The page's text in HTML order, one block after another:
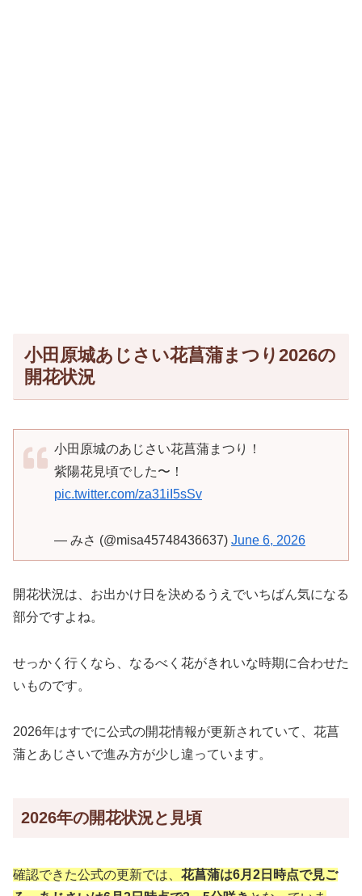
小田原城あじさい花菖蒲まつり2026の
開花状況
小田原城のあじさい花菖蒲まつり！
紫陽花見頃でした〜！
pic.twitter.com/za31iI5sSv
— みさ (@misa45748436637) June 6, 2026
開花状況は、お出かけ日を決めるうえでいちばん気になる
部分ですよね。
せっかく行くなら、なるべく花がきれいな時期に合わせた
いものです。
2026年はすでに公式の開花情報が更新されていて、花菖
蒲とあじさいで進み方が少し違っています。
2026年の開花状況と見頃
確認できた公式の更新では、 花菖蒲は6月2日時点で見ご